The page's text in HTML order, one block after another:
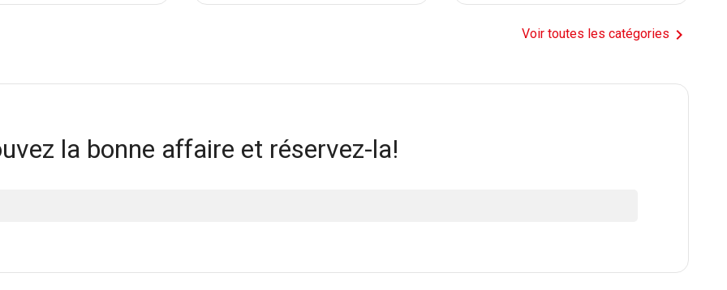
Voir toutes les catégories 
la bonne affaire et réservez-la!